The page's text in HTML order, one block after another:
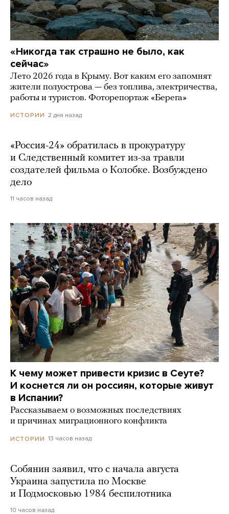
«Никогда так страшно не было, как
сейчас»
Лето 2026 года в Крыму. Вот каким его запомнят
жители полуострова — без топлива, электричества,
работы и туристов. Фоторепортаж «Берега»
ИСТОРИИ 2 дня назад
«Россия-24» обратилась в прокуратуру
и Следственный комитет из-за травли
создателей фильма о Колобке. Возбуждено
дело
11 часов назад
К чему может привести кризис в Сеуте?
И коснется ли он россиян, которые живут
в Испании?
Рассказываем о возможных последствиях
и причинах миграционного конфликта
ИСТОРИИ 13 часов назад
Собянин заявил, что с начала августа
Украина запустила по Москве
и Подмосковью 1984 беспилотника
10 часов назад